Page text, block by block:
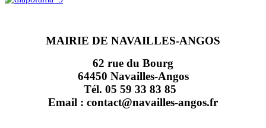
MAIRIE DE NAVAILLES-ANGOS
62 rue du Bourg
64450 Navailles-Angos
Tél. 05 59 33 83 85
Email : contact@navailles-angos.fr